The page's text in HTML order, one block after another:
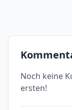
Noch keine
ersten!